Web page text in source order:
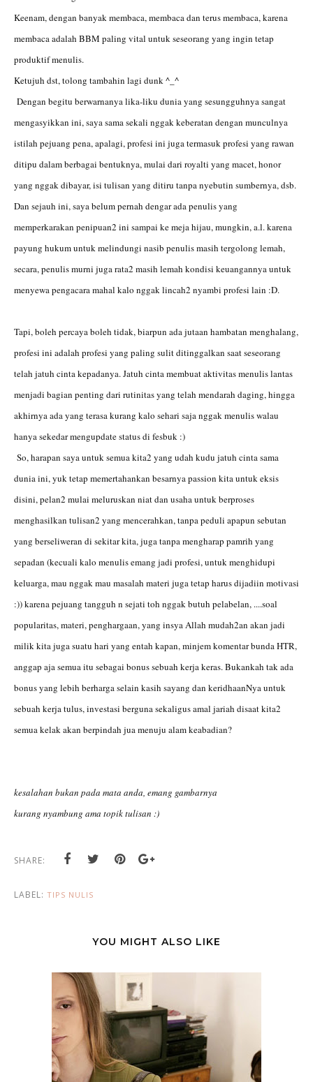
Keenam, dengan banyak membaca, membaca dan terus membaca, karena
membaca adalah BBM paling vital untuk seseorang yang ingin tetap
produktif menulis.
Ketujuh dst, tolong tambahin lagi dunk ^_^
Dengan begitu berwarnanya lika-liku dunia yang sesungguhnya sangat
mengasyikkan ini, saya sama sekali nggak keberatan dengan munculnya
istilah pejuang pena, apalagi, profesi ini juga termasuk profesi yang rawan
ditipu dalam berbagai bentuknya, mulai dari royalti yang macet, honor
yang nggak dibayar, isi tulisan yang ditiru tanpa nyebutin sumbernya, dsb.
Dan sejauh ini, saya belum pernah dengar ada penulis yang
memperkarakan penipuan2 ini sampai ke meja hijau, mungkin, a.l. karena
payung hukum untuk melindungi nasib penulis masih tergolong lemah,
secara, penulis murni juga rata2 masih lemah kondisi keuangannya untuk
menyewa pengacara mahal kalo nggak lincah2 nyambi profesi lain :D.
Tapi, boleh percaya boleh tidak, biarpun ada jutaan hambatan menghalang,
profesi ini adalah profesi yang paling sulit ditinggalkan saat seseorang
telah jatuh cinta kepadanya. Jatuh cinta membuat aktivitas menulis lantas
menjadi bagian penting dari rutinitas yang telah mendarah daging, hingga
akhirnya ada yang terasa kurang kalo sehari saja nggak menulis walau
hanya sekedar mengupdate status di fesbuk :)
So, harapan saya untuk semua kita2 yang udah kudu jatuh cinta sama
dunia ini, yuk tetap memertahankan besarnya passion kita untuk eksis
disini, pelan2 mulai meluruskan niat dan usaha untuk berproses
menghasilkan tulisan2 yang mencerahkan, tanpa peduli apapun sebutan
yang berseliweran di sekitar kita, juga tanpa mengharap pamrih yang
sepadan (kecuali kalo menulis emang jadi profesi, untuk menghidupi
keluarga, mau nggak mau masalah materi juga tetap harus dijadiin motivasi
:)) karena pejuang tangguh n sejati toh nggak butuh pelabelan, ....soal
popularitas, materi, penghargaan, yang insya Allah mudah2an akan jadi
milik kita juga suatu hari yang entah kapan, minjem komentar bunda HTR,
anggap aja semua itu sebagai bonus sebuah kerja keras. Bukankah tak ada
bonus yang lebih berharga selain kasih sayang dan keridhaanNya untuk
sebuah kerja tulus, investasi berguna sekaligus amal jariah disaat kita2
semua kelak akan berpindah jua menuju alam keabadian?
kesalahan bukan pada mata anda, emang gambarnya
kurang nyambung ama topik tulisan :)
SHARE:
LABEL: TIPS NULIS
YOU MIGHT ALSO LIKE